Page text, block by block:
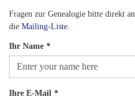
Fragen zur Genealogie bitte direkt an
die Mailing-Liste.
Ihr Name *
Ihre E-Mail *